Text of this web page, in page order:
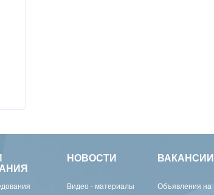
НОВОСТИ
Видео - материалы
ВАКАНСИИ
Объявления на